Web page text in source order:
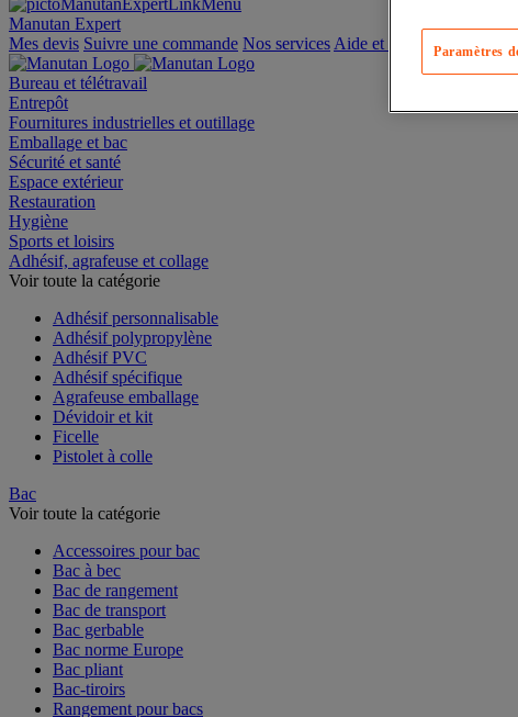
Manutan Expert
offre reconditionnée
Mes devis Suivre une commande Nos services Aide et contact
Bureau et télétravail
Entrepôt
Fournitures industrielles et outillage
Emballage et bac
Sécurité et santé
Espace extérieur
Restauration
Hygiène
Sports et loisirs
Adhésif, agrafeuse et collage
Adhésif personnalisable
Adhésif polypropylène
Adhésif PVC
Adhésif spécifique
Agrafeuse emballage
Dévidoir et kit
Ficelle
Bac
Accessoires pour bac
Bac à bec
Bac de rangement
Bac de transport
Bac gerbable
Bac norme Europe
Bac pliant
Bac-tiroirs
Paramètres